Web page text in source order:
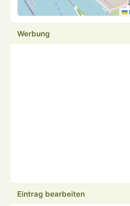
Werbung
Eintrag bearbeiten